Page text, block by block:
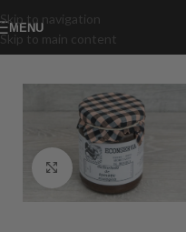
Skip to navigation
Skip to main content
MENU
Inici Productes de Menorca
Click to enlarge